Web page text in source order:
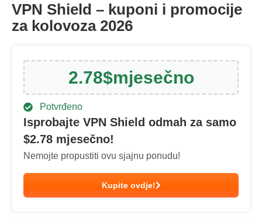
VPN Shield – kuponi i promocije
za kolovoza 2026
2.78$mjesečno
Potvrđeno
Isprobajte VPN Shield odmah za samo
$2.78 mjesečno!
Nemojte propustiti ovu sjajnu ponudu!
Kupite ovdje!